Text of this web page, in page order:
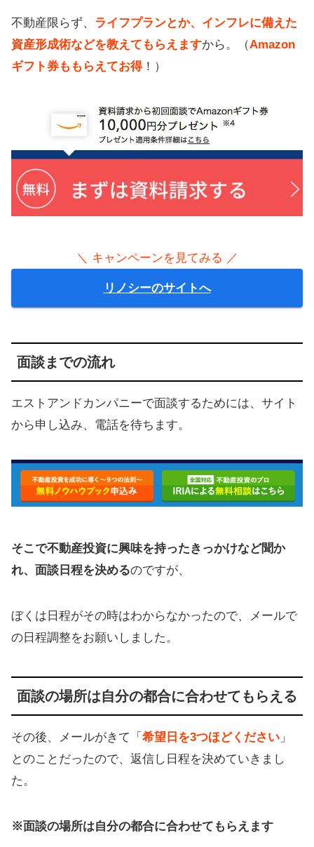
不動産限らず、 ライフプランとか、インフレに備えた
資産形成術などを教えてもらえますから。（Amazon
ギフト券ももらえてお得！）
＼ キャンペーンを見てみる ／
リノシーのサイトへ
面談までの流れ
エストアンドカンパニーで面談するためには、サイト
から申し込み、電話を待ちます。
そこで不動産投資に興味を持ったきっかけなど聞か
れ、面談日程を決めるのですが、
ぼくは日程がその時はわからなかったので、メールで
の日程調整をお願いしました。
面談の場所は自分の都合に合わせてもらえる
その後、メールがきて「 希望日を3つほどください 」
とのことだったので、返信し日程を決めていきまし
た。
※面談の場所は自分の都合に合わせてもらえます